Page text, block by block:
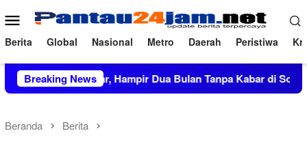
ke
konten
Menu
Mobile
Berita Global Nasional Metro Daerah Peristiwa
Breaking News
Miliar, Hampir Dua Bulan Tanpa Kabar di Soppeng
Beranda Berita